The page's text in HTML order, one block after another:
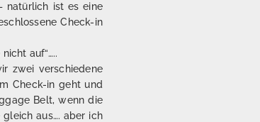
natürlich ist es eine
Check-in
auf“…..
zwei verschiedene
Check-in geht und
Belt, wenn die
aus…. aber ich